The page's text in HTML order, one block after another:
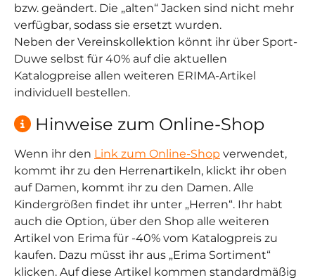
bzw. geändert. Die „alten“ Jacken sind nicht mehr
verfügbar, sodass sie ersetzt wurden.
Neben der Vereinskollektion könnt ihr über Sport-
Duwe selbst für 40% auf die aktuellen
Katalogpreise allen weiteren ERIMA-Artikel
individuell bestellen.
Hinweise zum Online-Shop
Wenn ihr den Link zum Online-Shop verwendet,
kommt ihr zu den Herrenartikeln, klickt ihr oben
auf Damen, kommt ihr zu den Damen. Alle
Kindergrößen findet ihr unter „Herren“. Ihr habt
auch die Option, über den Shop alle weiteren
Artikel von Erima für -40% vom Katalogpreis zu
kaufen. Dazu müsst ihr aus „Erima Sortiment“
klicken. Auf diese Artikel kommen standardmäßig